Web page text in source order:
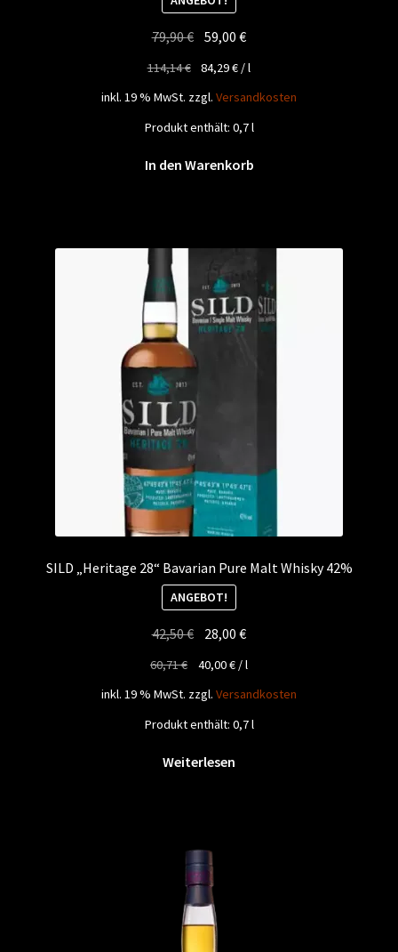
79,90€ Ursprünglicher
79,90 €
59,00€Aktueller
59,00 €.
114,14€ 84,29€ /l
inkl. 19 % MwSt. zzgl. Versandkosten
Produkt enthält: 0,7l
In den Warenkorb
SILD „Heritage 28“ Bavarian Pure Malt Whisky 42%
ANGEBOT!
42,50€ Ursprünglicher
42,50 €
28,00€Aktueller
28,00 €.
60,71€ 40,00€/l
inkl. 19 % MwSt. zzgl. Versandkosten
Produkt enthält: 0,7l
Weiterlesen